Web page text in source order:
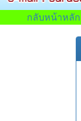
กลับหน้าหลัก